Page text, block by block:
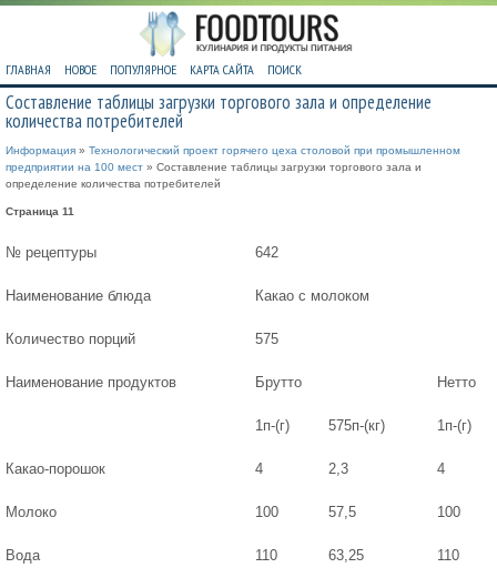
ГЛАВНАЯ НОВОЕ ПОПУЛЯРНОЕ КАРТА САЙТА ПОИСК
Составление таблицы загрузки торгового зала и определение
количества потребителей
Информация » Технологический проект горячего цеха столовой при промышленном
предприятии на 100 мест » Составление таблицы загрузки торгового зала и
определение количества потребителей
Страница 11
№ рецептуры 642
Наименование блюда Какао с молоком
Количество порций 575
Наименование продуктов Брутто Нетто
1п-(г) 575п-(кг) 1п-(г)
Какао-порошок 4 2,3 4
Молоко 100 57,5 100
Вода 110 63,25 110